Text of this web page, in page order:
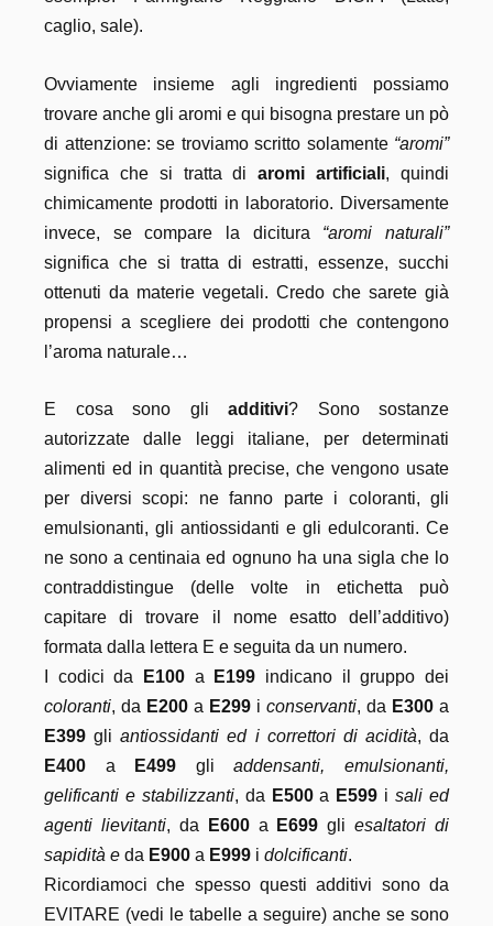
caglio, sale).
Ovviamente insieme agli ingredienti possiamo
trovare anche gli aromi e qui bisogna prestare un pò
di attenzione: se troviamo scritto solamente “aromi”
significa che si tratta diaromi artificiali, quindi
chimicamente prodotti in laboratorio. Diversamente
invece, se compare la dicitura “aromi naturali”
significa che si tratta di estratti, essenze, succhi
ottenuti da materie vegetali. Credo che sarete già
propensi a scegliere dei prodotti che contengono
l’aroma naturale…
E cosa sono gli additivi? Sono sostanze
autorizzate dalle leggi italiane, per determinati
alimenti ed in quantità precise, che vengono usate
per diversi scopi: ne fanno parte i coloranti, gli
emulsionanti, gli antiossidanti e gli edulcoranti. Ce
ne sono a centinaia ed ognuno ha una sigla che lo
contraddistingue (delle volte in etichetta può
capitare di trovare il nome esatto dell’additivo)
formata dalla lettera E e seguita da un numero.
I codici da
E100 a E199 indicano il gruppo dei
coloranti, da E200 a E299 i conservanti, da E300 a
E399gliantiossidanti ed i correttori di acidità, da
E400 a E499 gliaddensanti, emulsionanti,
gelificanti e stabilizzanti, da E500a E599 isali ed
agenti lievitanti, da E600a E699 gliesaltatori di
sapidità e da E900 a E999 i dolcificanti.
Ricordiamoci che spesso questi additivi sono da
EVITARE (vedi le tabelle a seguire) anche se sono